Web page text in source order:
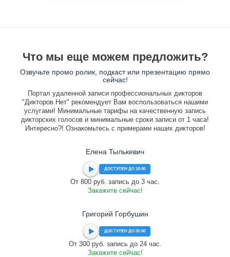
Что мы еще можем предложить?
Озвучьте промо ролик, подкаст или презентацию прямо
сейчас!
Портал удаленной записи профессиональных дикторов
"Дикторов.Нет" рекомендует Вам воспользоваться нашими
услугами! Минимальные тарифы на качественную запись
дикторских голосов и минимальные сроки записи от 1 часа!
Интересно?! Ознакомьтесь с примерами наших дикторов!
Елена Тылькевич
ДОСТУПЕН ДО 18:00
От 800 руб. запись до 3 час.
Закажите сейчас!
Григорий Горбушин
ДОСТУПЕН ДО 20:00
От 300 руб. запись до 24 час.
Закажите сейчас!